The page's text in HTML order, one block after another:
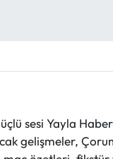
sesi Yayla
gelişmeler,